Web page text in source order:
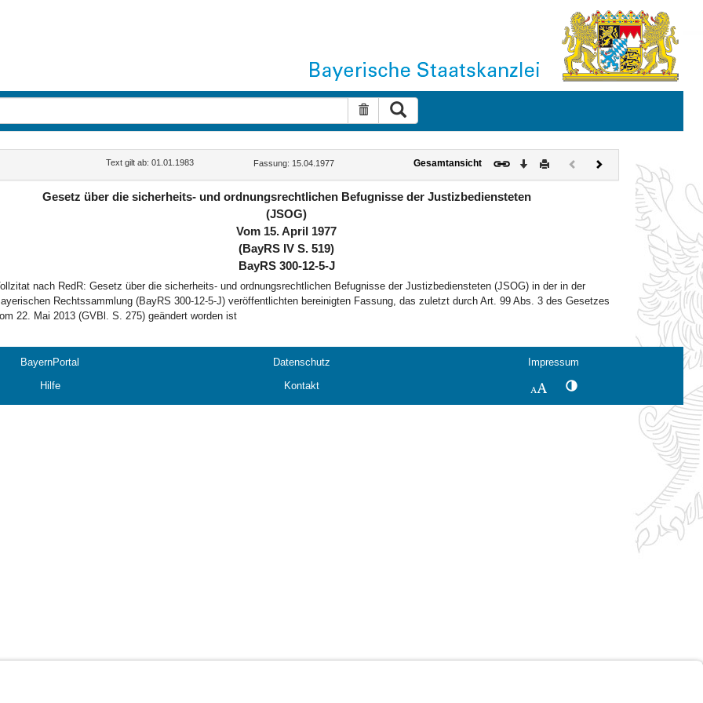
Suche zurücksetzen
Text gilt ab: 01.01.1983 Fassung: 15.04.1977 Gesamtansicht Download
DruckenVorherigesNächstes
Dokument
Gesetz über die sicherheits- und ordnungsrechtlichen Befugnisse der Justizbediensteten
(JSOG)
Vom 15. April 1977
(BayRS IV S. 519)
BayRS 300-12-5-J
nach RedR: Gesetz über die sicherheits- und ordnungsrechtlichen Befugnisse der Justizbediensteten (JSOG) in der in der
Rechtssammlung (BayRS 300-12-5-J) veröffentlichten bereinigten Fassung, das zuletzt durch Art. 99 Abs. 3 des Gesetzes
22. Mai 2013 (GVBl. S. 275) geändert worden ist
BayernPortal Datenschutz
Impressum
Hilfe Kontakt SchriftgrößeKontrastwechsel